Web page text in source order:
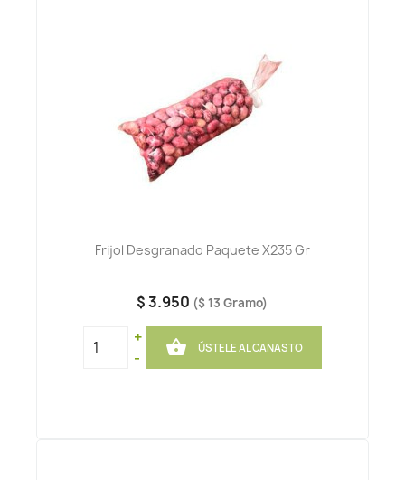
Frijol Desgranado Paquete X235 Gr
$ 3.950 ($ 13 Gramo)
+
-
 ÚSTELE AL CANASTO